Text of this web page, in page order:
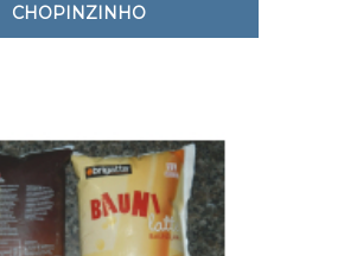
CHOPINZINHO